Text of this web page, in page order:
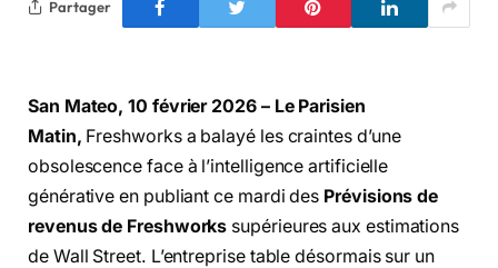
Partager
San Mateo, 10 février 2026 – Le Parisien
Matin, Freshworks a balayé les craintes d’une
obsolescence face à l’intelligence artificielle
générative en publiant ce mardi des Prévisions de
revenus de Freshworks supérieures aux estimations
de Wall Street. L’entreprise table désormais sur un